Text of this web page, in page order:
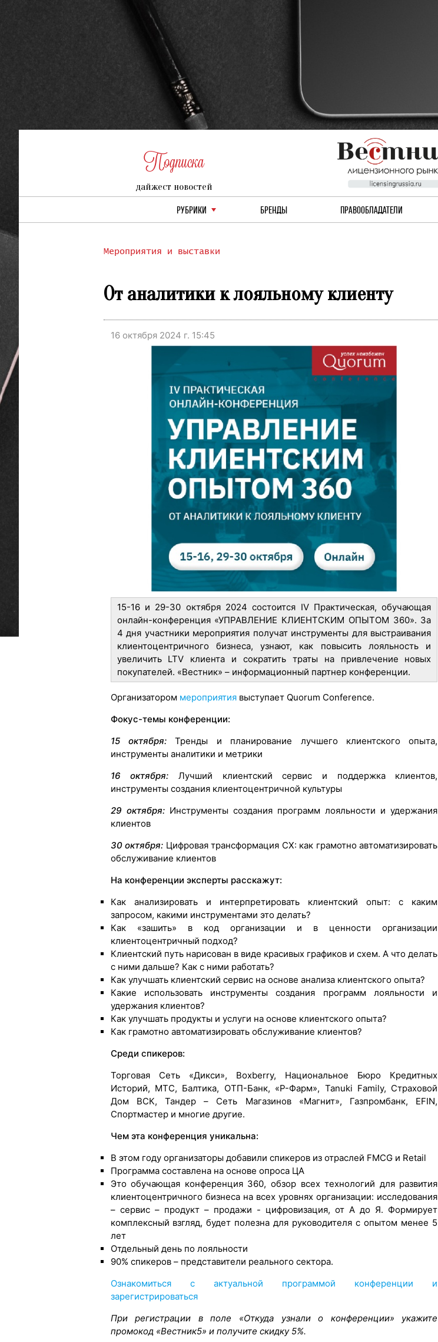
Подписка
дайжест новостей
РУБРИКИ БРЕНДЫ ПРАВООБЛАДАТЕЛИ
Мероприятия и выставки
От аналитики к лояльному клиенту
16 октября 2024 г. 15:45
15-16 и 29-30 октября 2024 состоится IV Практическая, обучающая
онлайн-конференция «УПРАВЛЕНИЕ КЛИЕНТСКИМ ОПЫТОМ 360». За
4 дня участники мероприятия получат инструменты для выстраивания
клиентоцентричного бизнеса, узнают, как повысить лояльность и
увеличить LTV клиента и сократить траты на привлечение новых
покупателей. «Вестник» – информационный партнер конференции.
Организатором мероприятиявыступает Quorum Conference.
Фокус-темы конференции:
15 октября:Тренды и планирование лучшего клиентского опыта,
инструменты аналитики и метрики
16 октября: Лучший клиентский сервис и поддержка клиентов,
инструменты создания клиентоцентричной культуры
29 октября:Инструменты создания программ лояльности и удержания
клиентов
30 октября: Цифровая трансформация CX: как грамотно автоматизировать
обслуживание клиентов
На конференции эксперты расскажут:
Как анализировать и интерпретировать клиентский опыт: с каким
запросом, какими инструментами это делать?
Как «зашить» в код организации и в ценности организации
клиентоцентричный подход?
Клиентский путь нарисован в виде красивых графиков и схем. А что делать
с ними дальше? Как с ними работать?
Как улучшать клиентский сервис на основе анализа клиентского опыта?
Какие использовать инструменты создания программ лояльности и
удержания клиентов?
Как улучшать продукты и услуги на основе клиентского опыта?
Как грамотно автоматизировать обслуживание клиентов?
Среди спикеров:
Торговая Сеть «Дикси», Boxberry, Национальное Бюро Кредитных
Историй, МТС, Балтика, ОТП-Банк, «Р-Фарм», Tanuki Family, Страховой
Дом ВСК, Тандер – Cеть Магазинов «Магнит», Газпромбанк, EFIN,
Спортмастер и многие другие.
Чем эта конференция уникальна:
В этом году организаторы добавили спикеров из отраслей FMCG и Retail
Программа составлена на основе опроса ЦА
Это обучающая конференция 360, обзор всех технологий для развития
клиентоцентричного бизнеса на всех уровнях организации: исследования
– сервис – продукт – продажи - цифровизация, от А до Я. Формирует
комплексный взгляд, будет полезна для руководителя с опытом менее 5
лет
Отдельный день по лояльности
90% спикеров – представители реального сектора.
Ознакомиться с актуальной программой конференции и
зарегистрироваться
При регистрации в поле «Откуда узнали о конференции» укажите
промокод «Вестник5» и получите скидку 5%.